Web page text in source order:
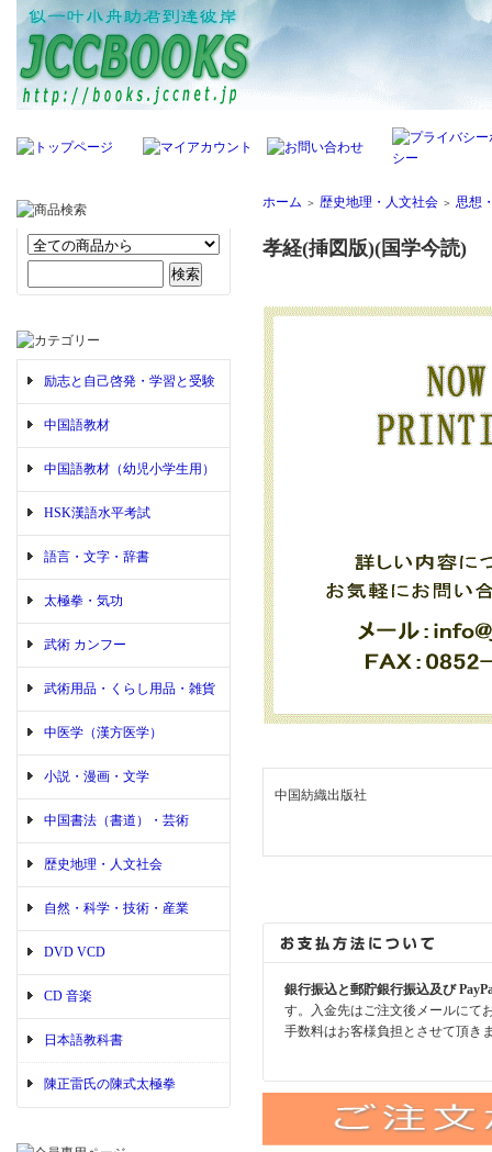
励志と自己啓発・学習と受験
中国語教材
中国語教材（幼児小学生用）
HSK漢語水平考試
語言・文字・辞書
太極拳・気功
武術 カンフー
武術用品・くらし用品・雑貨
中医学（漢方医学）
小説・漫画・文学
中国書法（書道）・芸術
歴史地理・人文社会
自然・科学・技術・産業
DVD VCD
CD 音楽
日本語教科書
陳正雷氏の陳式太極拳
ホーム ＞ 歴史地理・人文社会 ＞ 思想
孝経(挿図版)(国学今読)
中国紡織出版社
銀行振込と郵貯銀行振込及び
す。入金先はご注文後メールにて
手数料はお客様負担とさせて頂き